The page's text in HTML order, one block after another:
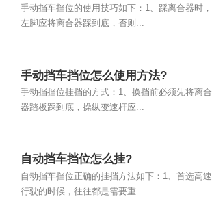
手动挡车挡位的使用技巧如下：1、踩离合器时，
左脚应将离合器踩到底，否则...
手动挡车挡位怎么使用方法?
手动挡挡位挂挡的方式：1、换挡前必须先将离合
器踏板踩到底，操纵变速杆应...
自动挡车挡位怎么挂?
自动挡车挡位正确的挂挡方法如下：1、首选高速
行驶的时候，往往都是需要重...